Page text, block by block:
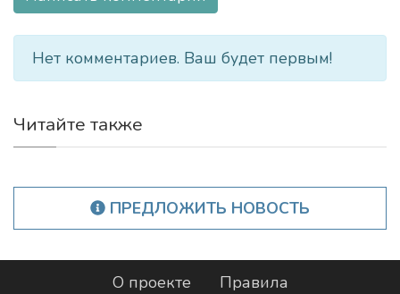
Нет комментариев. Ваш будет первым!
Читайте также
ПРЕДЛОЖИТЬ НОВОСТЬ
О проекте
Правила